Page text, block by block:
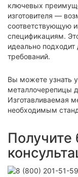
ключевых
изготовителя —
соответствующую
спецификациям.
идеально
требований.
Вы можете узнать
металлочерепицы
Изготавливаемая
необходимым
Получите